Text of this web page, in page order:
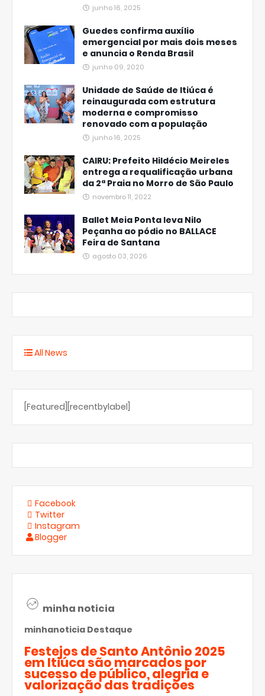
junho 16, 2025
Guedes confirma auxílio
emergencial por mais dois meses
e anuncia o Renda Brasil
junho 09, 2020
Unidade de Saúde de Itiúca é
reinaugurada com estrutura
moderna e compromisso
renovado com a população
junho 16, 2025
CAIRU: Prefeito Hildécio Meireles
entrega a requalificação urbana
da 2ª Praia no Morro de São Paulo
novembro 11, 2022
Ballet Meia Ponta leva Nilo
Peçanha ao pódio no BALLACE
Feira de Santana
agosto 03, 2026
All News
[Featured][recentbylabel]
Facebook
Twitter
Instagram
Blogger
minha noticia
minhanoticia Destaque
Festejos de Santo Antônio 2025
em Itiúca são marcados por
sucesso de público, alegria e
valorização das tradições